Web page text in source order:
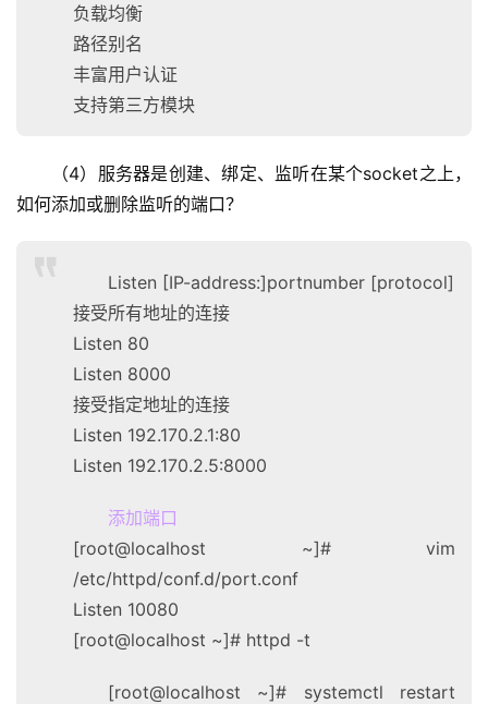
负载均衡
路径别名
丰富用户认证
支持第三方模块
（4）服务器是创建、绑定、监听在某个socket之上，
如何添加或删除监听的端口？
Listen [IP-address:]portnumber [protocol]
接受所有地址的连接
Listen 80
Listen 8000
接受指定地址的连接
Listen 192.170.2.1:80
Listen 192.170.2.5:8000
添加端口
[root@localhost ~]# vim
/etc/httpd/conf.d/port.conf
Listen 10080
[root@localhost ~]# httpd -t
[root@localhost ~]# systemctl restart